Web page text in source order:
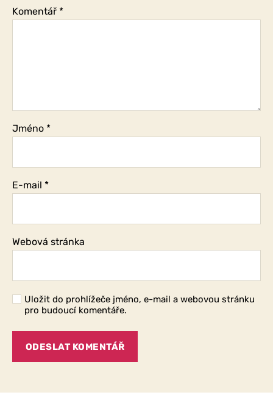
Komentář *
Jméno *
E-mail *
Webová stránka
Uložit do prohlížeče jméno, e-mail a webovou stránku
pro budoucí komentáře.